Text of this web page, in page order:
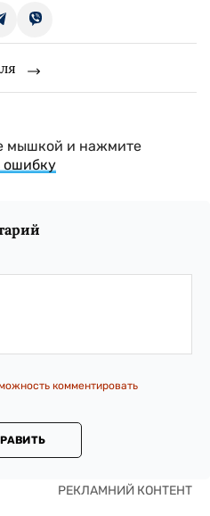
мышкой и нажмите
ошибку
комментировать